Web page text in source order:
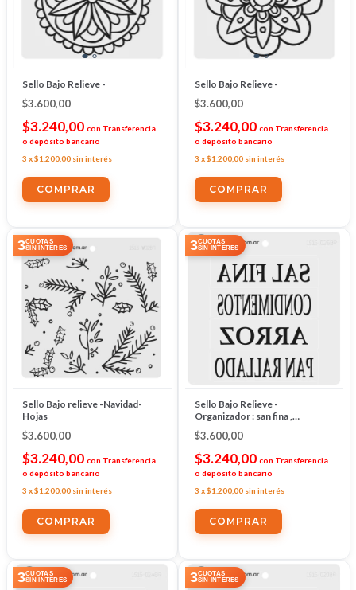
Sello Bajo Relieve -
$3.600,00
$3.240,00 con Transferencia
o depósito bancario
3 x$1.200,00 sin interés
Sello Bajo Relieve -
$3.600,00
$3.240,00 con Transferencia
o depósito bancario
3 x$1.200,00 sin interés
3CUOTAS
SIN INTERÉS
Sello Bajo relieve -Navidad-
Hojas
$3.600,00
$3.240,00 con Transferencia
o depósito bancario
3 x$1.200,00 sin interés
3CUOTAS
SIN INTERÉS
Sello Bajo Relieve -
Organizador : san fina ,
condimentos,arroz , pan rallado
$3.600,00
$3.240,00 con Transferencia
o depósito bancario
3 x$1.200,00 sin interés
3CUOTAS
SIN INTERÉS
3CUOTAS
SIN INTERÉS